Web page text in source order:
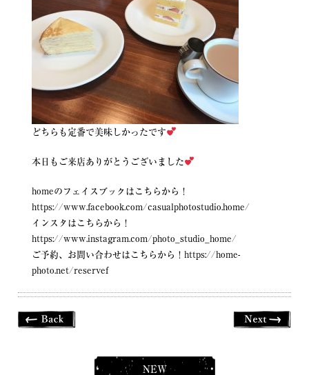
どちらも定番で美味しかったです
本日もご来店ありがとうございました
homeのフェイスブックはこちらから！
https://www.facebook.com/casualphotostudio.home/
インスタはこちらから！
https://www.instagram.com/photo_studio_home/
ご予約、お問い合わせはこちらから！https://home-
photo.net/reservef
NEW